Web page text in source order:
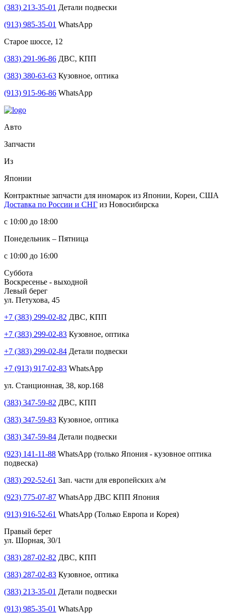
(383) 213-35-01 Детали подвески
(913) 985-35-01 WhatsApp
Старое шоссе, 12
(383) 291-96-86 ДВС, КПП
(383) 380-63-63 Кузовное, оптика
(913) 915-96-86 WhatsApp
Авто
Запчасти
Из
Японии
Контрактные запчасти для иномарок из Японии, Кореи, США
Доставка по России и СНГ из Новосибирска
с 10:00 до 18:00
Понедельник – Пятница
с 10:00 до 16:00
Суббота
Воскресенье - выходной
Левый берег
ул. Петухова, 45
+7 (383) 299-02-82 ДВС, КПП
+7 (383) 299-02-83 Кузовное, оптика
+7 (383) 299-02-84 Детали подвески
+7 (913) 917-02-83 WhatsApp
ул. Станционная, 38, кор.168
(383) 347-59-82 ДВС, КПП
(383) 347-59-83 Кузовное, оптика
(383) 347-59-84 Детали подвески
(923) 141-11-88 WhatsApp (только Япония - кузовное оптика
подвеска)
(383) 292-52-61 Зап. части для европейских а/м
(923) 775-07-87 WhatsApp ДВС КПП Япония
(913) 916-52-61 WhatsApp (Только Европа и Корея)
Правый берег
ул. Шорная, 30/1
(383) 287-02-82 ДВС, КПП
(383) 287-02-83 Кузовное, оптика
(383) 213-35-01 Детали подвески
(913) 985-35-01 WhatsApp